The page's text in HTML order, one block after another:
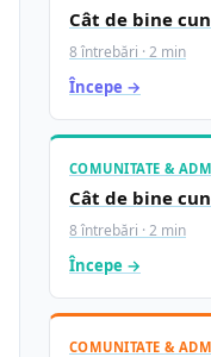
Cât de bine
8 întrebări · 2 min
Începe →
COMUNITATE &
Cât de bine
8 întrebări · 2 min
Începe →
COMUNITATE &